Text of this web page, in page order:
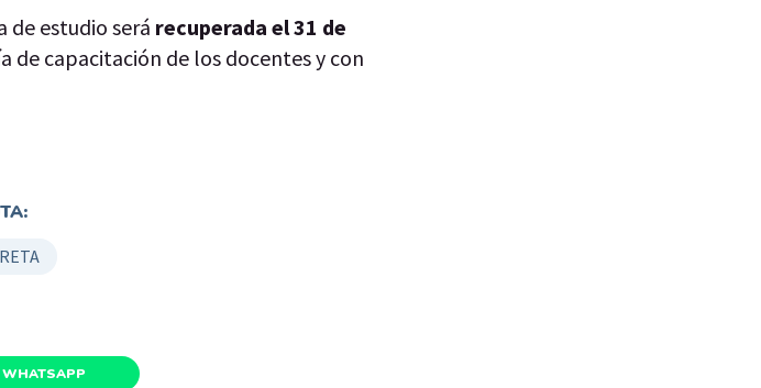
de estudio será recuperada el 31 de
de capacitación de los docentes y con
WHATSAPP